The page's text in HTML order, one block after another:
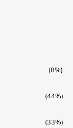
(8%)
(44%)
(33%)